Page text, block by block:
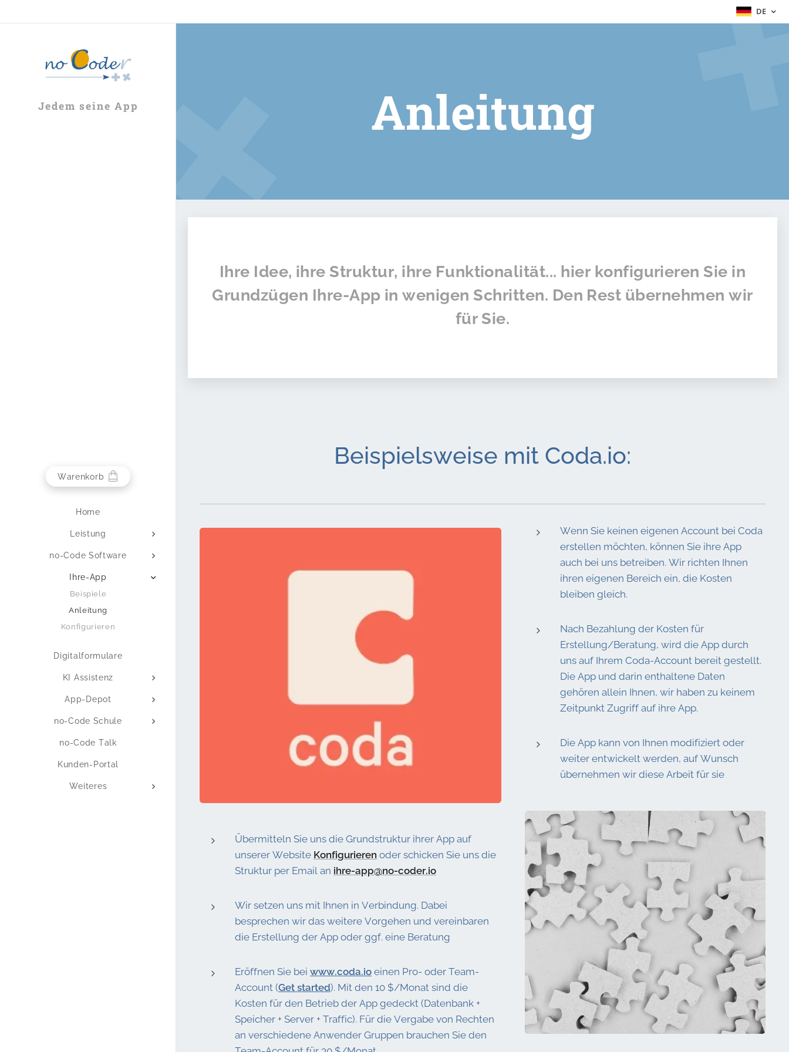
DE
Jedem seine App
Warenkorb
Home
Leistung
no-Code Software
Ihre-App
Beispiele
Anleitung
Konfigurieren
Digitalformulare
KI Assistenz
App-Depot
no-Code Schule
no-Code Talk
Kunden-Portal
Weiteres
Anleitung
Ihre Idee, ihre Struktur, ihre Funktionalität... hier konfigurieren Sie in
Grundzügen Ihre-App in wenigen Schritten. Den Rest übernehmen wir
für Sie.
Beispielsweise mit Coda.io:
Übermitteln Sie uns die Grundstruktur ihrer App auf
unserer Website Konfigurieren oder schicken Sie uns die
Struktur per Email an ihre-app@no-coder.io
Wir setzen uns mit Ihnen in Verbindung. Dabei
besprechen wir das weitere Vorgehen und vereinbaren
die Erstellung der App oder ggf. eine Beratung
Eröffnen Sie bei www.coda.io einen Pro- oder Team-
Account (Get started). Mit den 10 $/Monat sind die
Kosten für den Betrieb der App gedeckt (Datenbank +
Speicher + Server + Traffic). Für die Vergabe von Rechten
an verschiedene Anwender Gruppen brauchen Sie den
Wenn Sie keinen eigenen Account bei Coda
erstellen möchten, können Sie ihre App
auch bei uns betreiben. Wir richten Ihnen
ihren eigenen Bereich ein, die Kosten
bleiben gleich.
Nach Bezahlung der Kosten für
Erstellung/Beratung, wird die App durch
uns auf Ihrem Coda-Account bereit gestellt.
Die App und darin enthaltene Daten
gehören allein Ihnen, wir haben zu keinem
Zeitpunkt Zugriff auf ihre App.
Die App kann von Ihnen modifiziert oder
weiter entwickelt werden, auf Wunsch
übernehmen wir diese Arbeit für sie